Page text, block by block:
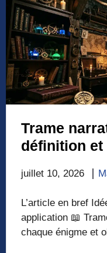
Trame
définition
juillet 10, 2026
L’article en bref
application 📖
chaque énigme et